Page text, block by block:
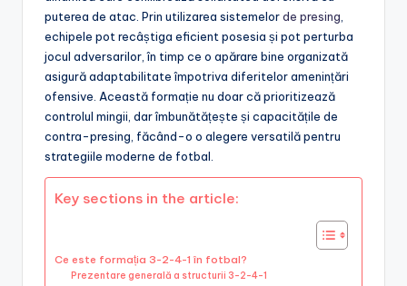
puterea de atac. Prin utilizarea sistemelorde presing
echipele pot recâștiga eficient posesia și pot perturba
jocul adversarilor, în timp ce o apărare bine organizată
asigură adaptabilitate împotriva diferitelor amenințări
ofensive. Această formație nu doar că prioritizează
controlul mingii, dar îmbunătățește și capacitățile de
contra-presing, făcând-o o alegere versatilă pentru
strategiile moderne de fotbal.
Key sections in the article:
Ce este formația 3-2-4-1 în fotbal?
Prezentare generală a structurii 3-2-4-1